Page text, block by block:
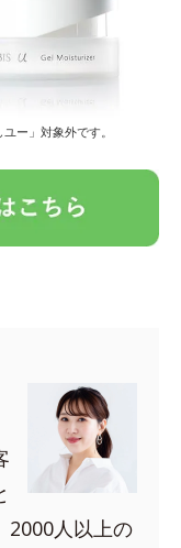
ー」対象外です。
2000人以上の